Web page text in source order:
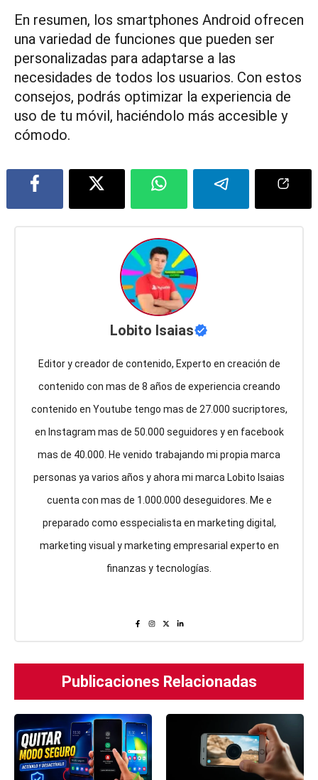
En resumen, los smartphones Android ofrecen
una variedad de funciones que pueden ser
personalizadas para adaptarse a las
necesidades de todos los usuarios. Con estos
consejos, podrás optimizar la experiencia de
uso de tu móvil, haciéndolo más accesible y
cómodo.
Lobito Isaias
Editor y creador de contenido, Experto en creación de
contenido con mas de 8 años de experiencia creando
contenido en Youtube tengo mas de 27.000 sucriptores,
en Instagram mas de 50.000 seguidores y en facebook
mas de 40.000. He venido trabajando mi propia marca
personas ya varios años y ahora mi marca Lobito Isaias
cuenta con mas de 1.000.000 deseguidores. Me e
preparado como esspecialista en marketing digital,
marketing visual y marketing empresarial experto en
finanzas y tecnologías.
Publicaciones Relacionadas